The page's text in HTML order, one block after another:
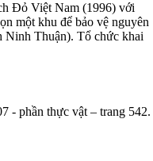
Đỏ Việt Nam (1996) với
một khu để bảo vệ nguyên
Ninh Thuận). Tổ chức khai
- phần thực vật – trang 542.